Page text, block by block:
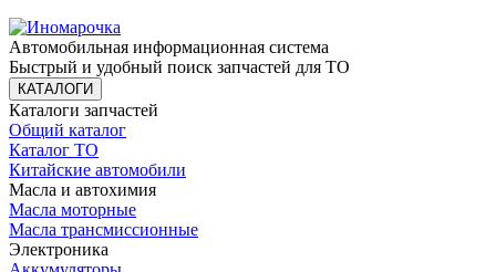
Автомобильная информационная система
Быстрый и удобный поиск запчастей для ТО
КАТАЛОГИ
Каталоги запчастей
Общий каталог
Каталог ТО
Китайские автомобили
Масла и автохимия
Масла моторные
Масла трансмиссионные
Электроника